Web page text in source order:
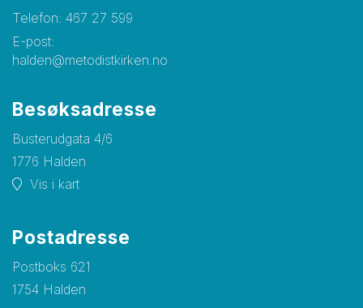
Telefon: 467 27 599
E-post:
halden@metodistkirken.no
Besøksadresse
Busterudgata 4/6
1776 Halden
Vis i kart
Postadresse
Postboks 621
1754 Halden